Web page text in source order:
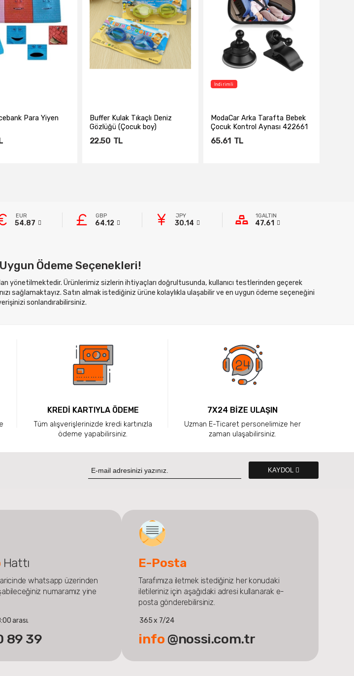
Para Yiyen
Buffer Kulak Tıkaçlı Deniz
Gözlüğü (Çocuk boy)
22.50 TL
İndirimli
ModaCar Arka Tarafta Bebek
Çocuk Kontrol Aynası 422661
65.61 TL
EUR
54.87
GBP
64.12
JPY
30.14
1GALTIN
47.61
Ödeme Seçenekleri!
yönetilmektedir. Ürünlerimiz sizlerin ihtiyaçları doğrultusunda, kullanıcı testlerinden geçerek
sağlamaktayız. Satın almak istediğiniz ürüne kolaylıkla ulaşabilir ve en uygun ödeme seçeneğini
sonlandırabilirsiniz.
KREDİ KARTIYLA ÖDEME
Tüm alışverişlerinizde kredi kartınızla
ödeme yapabilirsiniz.
7X24 BİZE ULAŞIN
Uzman E-Ticaret personelimize her
zaman ulaşabilirsiniz.
KAYDOL
Hattı
whatsapp üzerinden
numaramız yine
arası.
89 39
E-Posta
Tarafımıza iletmek istediğiniz her konudaki
iletileriniz için aşağıdaki adresi kullanarak e-
posta gönderebilirsiniz.
365 x 7/24
info @nossi.com.tr